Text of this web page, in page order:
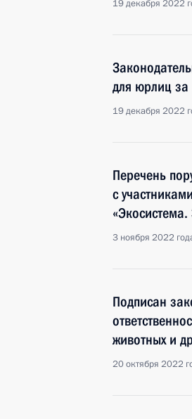
19 декабря 2022
для юрлиц за
19 декабря 2022
Перечень
с
3 ноября 2022
Подписан
животных и
20 октября 2022